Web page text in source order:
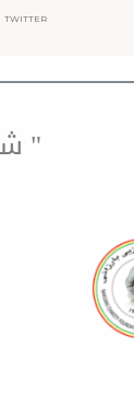
TWITTER
"